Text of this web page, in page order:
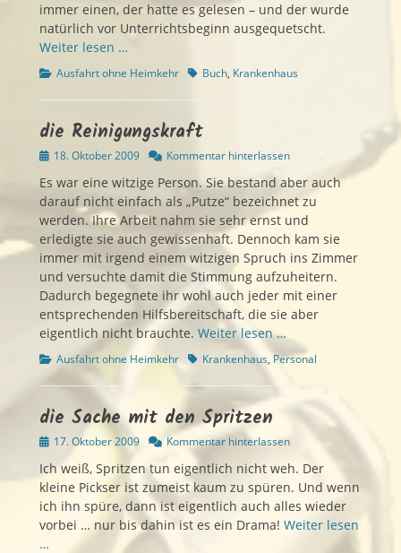
immer einen, der hatte es gelesen – und der wurde
natürlich vor Unterrichtsbeginn ausgequetscht.
Weiter lesen …
Kategorien
Ausfahrt ohne Heimkehr Schlagworte
Buch, Krankenhaus
die Reinigungskraft
Veröffentlicht
18. Oktober 2009 Kommentar hinterlassen
Es war eine witzige Person. Sie bestand aber auch
darauf nicht einfach als „Putze“ bezeichnet zu
werden. Ihre Arbeit nahm sie sehr ernst und
erledigte sie auch gewissenhaft. Dennoch kam sie
immer mit irgend einem witzigen Spruch ins Zimmer
und versuchte damit die Stimmung aufzuheitern.
Dadurch begegnete ihr wohl auch jeder mit einer
entsprechenden Hilfsbereitschaft, die sie aber
eigentlich nicht brauchte. Weiter lesen …
Kategorien
Ausfahrt ohne Heimkehr Schlagworte
Krankenhaus, Personal
die Sache mit den Spritzen
Veröffentlicht
17. Oktober 2009 Kommentar hinterlassen
Ich weiß, Spritzen tun eigentlich nicht weh. Der
kleine Pickser ist zumeist kaum zu spüren. Und wenn
ich ihn spüre, dann ist eigentlich auch alles wieder
vorbei … nur bis dahin ist es ein Drama! Weiter lesen
…